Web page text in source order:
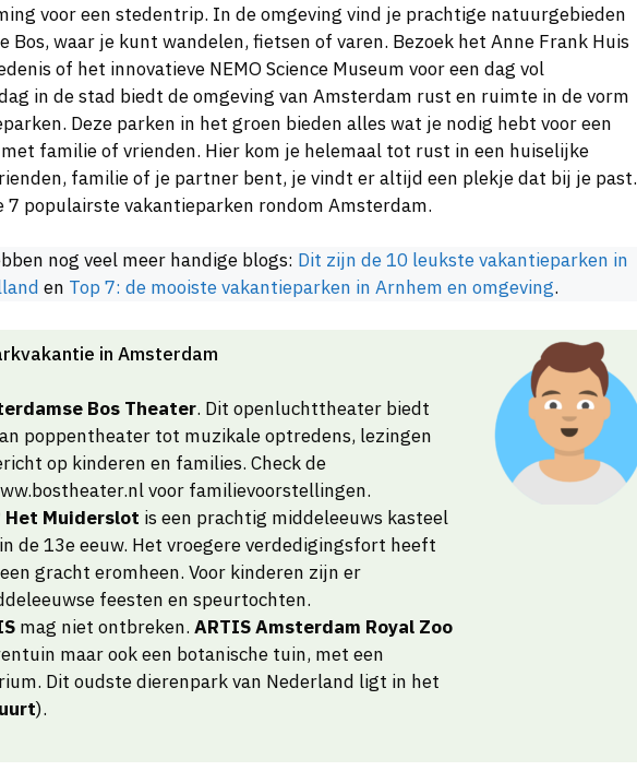
voor een stedentrip. In de omgeving vind je prachtige natuurgebieden
Bos, waar je kunt wandelen, fietsen of varen. Bezoek het Anne Frank Huis
of het innovatieve NEMO Science Museum voor een dag vol
in de stad biedt de omgeving van Amsterdam rust en ruimte in de vorm
Deze parken in het groen bieden alles wat je nodig hebt voor een
familie of vrienden. Hier kom je helemaal tot rust in een huiselijke
familie of je partner bent, je vindt er altijd een plekje dat bij je past.
7 populairste vakantieparken rondom Amsterdam.
nog veel meer handige blogs: Dit zijn de 10 leukste vakantieparken in
en Top 7: de mooiste vakantieparken in Arnhem en omgeving.
in Amsterdam
Bos Theater. Dit openluchttheater biedt
poppentheater tot muzikale optredens, lezingen
op kinderen en families. Check de
voor familievoorstellingen.
Het Muiderslot is een prachtig middeleeuws kasteel
de 13e eeuw. Het vroegere verdedigingsfort heeft
gracht eromheen. Voor kinderen zijn er
feesten en speurtochten.
mag niet ontbreken. ARTIS Amsterdam Royal Zoo
maar ook een botanische tuin, met een
Dit oudste dierenpark van Nederland ligt in het
).